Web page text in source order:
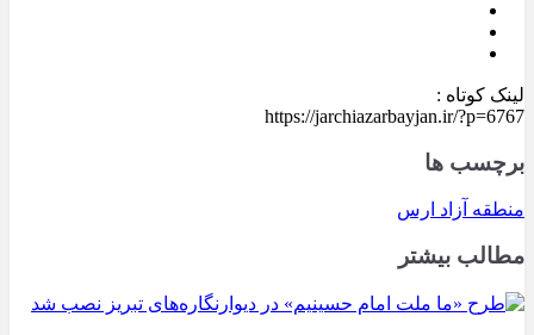
لینک کوتاه :
https://jarchiazarbayjan.ir/?p=6767
برچسب ها
منطقه آزاد ارس
مطالب بیشتر